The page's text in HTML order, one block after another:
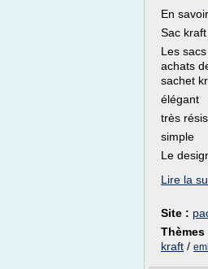
En
Sac
Les
achats
sachet
élégant
très
simple
Le
Lire la
Site :
Thèmes
kraft /